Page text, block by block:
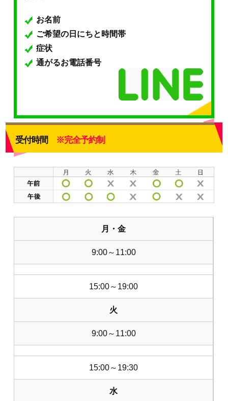
お名前
ご希望の日にちと時間帯
症状
通がるお電話番号
受付時間 ※完全予約制
月・金
9:00～11:00
15:00～19:00
火
9:00～11:00
15:00～19:30
水